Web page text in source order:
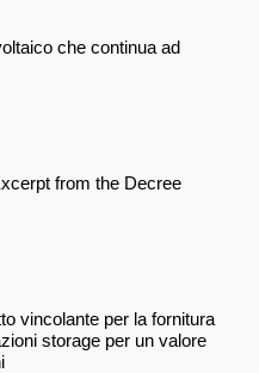
che continua ad
from the Decree
vincolante per la fornitura
storage per un valore